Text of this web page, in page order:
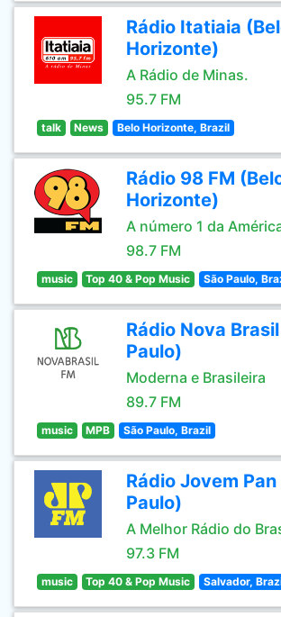
Rádio Itatiaia
Horizonte)
A Rádio de Minas.
95.7 FM
talk News Belo Horizonte, Brazil
Rádio 98 FM
Horizonte)
A número 1 da
98.7 FM
music Top 40 & Pop Music São Paulo,
Rádio Nova
Paulo)
Moderna e Brasileira
89.7 FM
music MPB São Paulo, Brazil
Rádio Jovem Pan
Paulo)
A Melhor Rádio do
97.3 FM
music Top 40 & Pop Music Salvador,